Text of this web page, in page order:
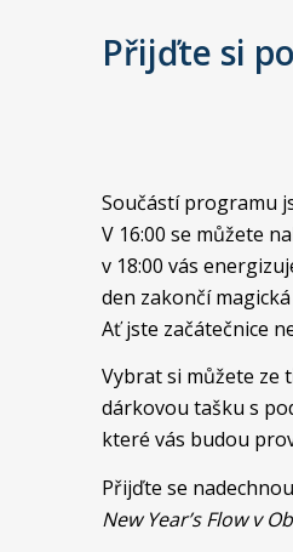
Přijďte si
Součástí programu
V 16:00 se můžete
v 18:00 vás
den zakončí
Ať jste začátečnice
Vybrat si můžete ze
dárkovou tašku s
které vás budou
Přijďte se
New Year’s Flow v